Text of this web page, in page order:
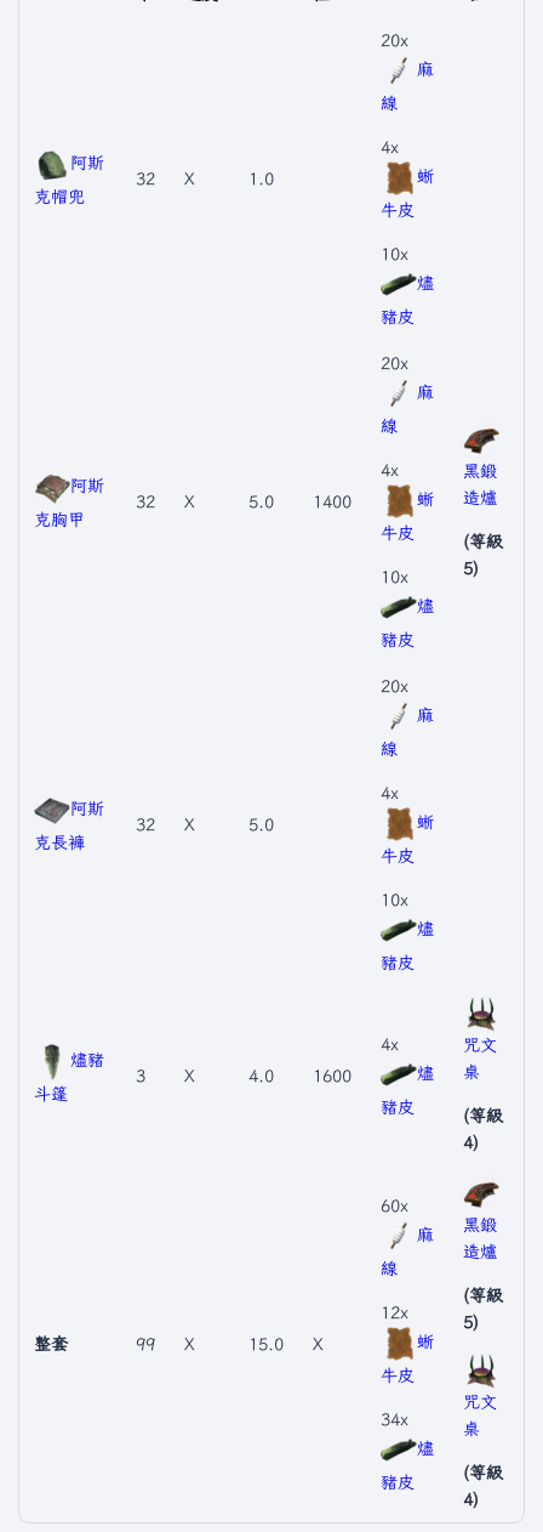
阿斯
克帽兜
32 X 1.0
1400
20x
麻
線
4x
蜥
牛皮
10x
燼
豬皮
黑鍛
造爐
(等級
5)
阿斯
克胸甲
32 X 5.0
20x
麻
線
4x
蜥
牛皮
10x
燼
豬皮
阿斯
克長褲
32 X 5.0
20x
麻
線
4x
蜥
牛皮
10x
燼
豬皮
燼豬
斗篷
3 X 4.0 1600
4x
燼
豬皮
咒文
桌
(等級
4)
整套 99 X 15.0 X
60x
麻
線
12x
蜥
牛皮
34x
燼
豬皮
黑鍛
造爐
(等級
5)
咒文
桌
(等級
4)